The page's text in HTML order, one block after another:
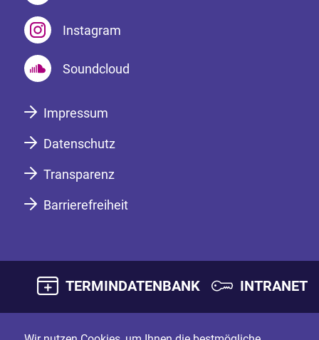
Instagram
Soundcloud
Impressum
Datenschutz
Transparenz
Barrierefreiheit
TERMINDATENBANK INTRANET